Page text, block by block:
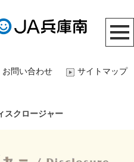
お問い合わせ サイトマップ
スクロージャー